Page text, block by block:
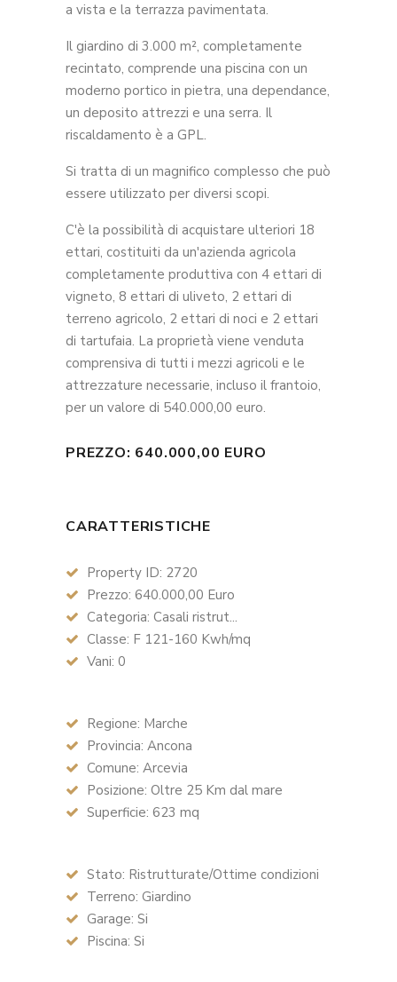
a vista e la terrazza pavimentata.
Il giardino di 3.000 m², completamente
recintato, comprende una piscina con un
moderno portico in pietra, una dependance,
un deposito attrezzi e una serra. Il
riscaldamento è a GPL.
Si tratta di un magnifico complesso che può
essere utilizzato per diversi scopi.
C'è la possibilità di acquistare ulteriori 18
ettari, costituiti da un'azienda agricola
completamente produttiva con 4 ettari di
vigneto, 8 ettari di uliveto, 2 ettari di
terreno agricolo, 2 ettari di noci e 2 ettari
di tartufaia. La proprietà viene venduta
comprensiva di tutti i mezzi agricoli e le
attrezzature necessarie, incluso il frantoio,
per un valore di 540.000,00 euro.
PREZZO: 640.000,00 EURO
CARATTERISTICHE
Property ID: 2720
Prezzo: 640.000,00 Euro
Categoria: Casali ristrut...
Classe: F 121-160 Kwh/mq
Vani: 0
Regione: Marche
Provincia: Ancona
Comune: Arcevia
Posizione: Oltre 25 Km dal mare
Superficie: 623 mq
Stato: Ristrutturate/Ottime condizioni
Terreno: Giardino
Garage: Si
Piscina: Si